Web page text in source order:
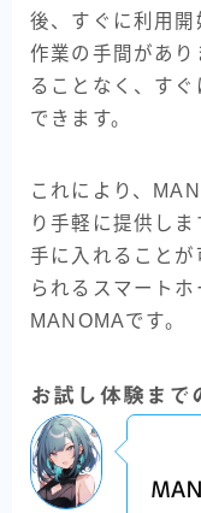
後、すぐに利用開
作業の手間があ
ることなく、す
できます。
これにより、
り手軽に提供し
手に入れることが
られるスマート
MANOMAです。
お試し体験まで